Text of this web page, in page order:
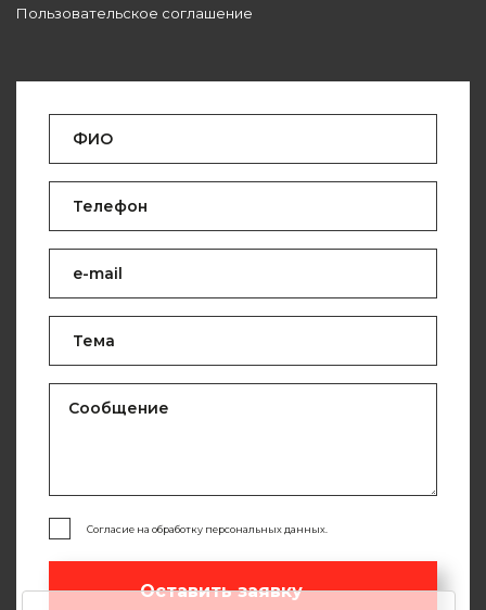
Пользовательское соглашение
Согласие на обработку персональных данных.
Оставить заявку